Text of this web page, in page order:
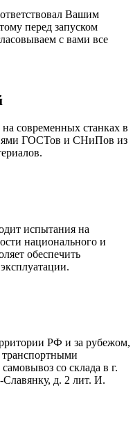
Вашим
перед запуском
с вами все
современных станках в
ГОСТов и СНиПов из
испытания на
национального и
обеспечить
РФ и за рубежом,
со склада в г.
Славянку, д. 2 лит. И.